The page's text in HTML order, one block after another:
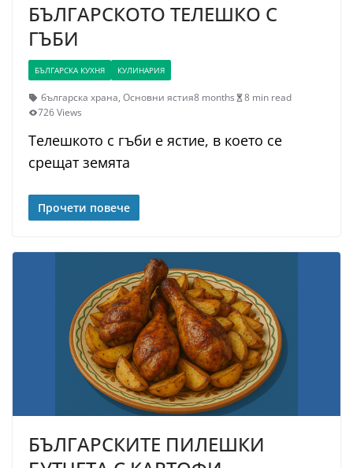
БЪЛГАРСКОТО ТЕЛЕШКО С
ГЪБИ
БЪЛГАРСКА КУХНЯ КУЛИНАРИЯ
българска храна, Основни ястия8 months
8 min read
726 Views
Телешкото с гъби е ястие, в което се
срещат земята
Прочети повече
БЪЛГАРСКИТЕ ПИЛЕШКИ